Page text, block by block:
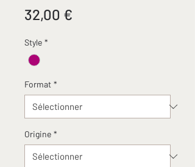
32,00 €
Style *
Format *
Origine *